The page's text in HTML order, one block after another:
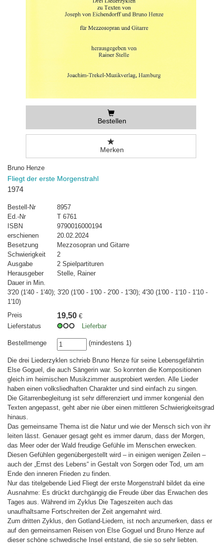
Bestellen
Merken
Bruno Henze
Fliegt der erste Morgenstrahl
1974
Bestell-Nr
8957
Ed.-Nr
T 6761
ISBN
9790016000194
erschienen
20.02.2024
Besetzung
Mezzosopran und Gitarre
Schwierigkeit
2
Ausgabe
2 Spielpartituren
Herausgeber
Stelle, Rainer
Dauer in Min.
3'20 (1'40 - 1'40); 3'20 (1'00 - 1'00 - 2'00 - 1'30); 4'30 (1'00 - 1'10 - 1'10 -
1'10)
Preis
19,50 €
Lieferstatus
Lieferbar
Bestellmenge (mindestens 1)
Die drei Liederzyklen schrieb Bruno Henze für seine Lebensgefährtin
Else Goguel, die auch Sängerin war. So konnten die Kompositionen
gleich im heimischen Musikzimmer ausprobiert werden. Alle Lieder
haben einen volksliedhaften Charakter und sind einfach zu singen.
Die Gitarrenbegleitung ist sehr differenziert und immer kongenial den
Texten angepasst, geht aber nie über einen mittleren Schwierigkeitsgrad
hinaus.
Das gemeinsame Thema ist die Natur und wie der Mensch sich von ihr
leiten lässt. Genauer gesagt geht es immer darum, dass der Morgen,
das Meer oder der Wald freudige Gefühle im Menschen erwecken.
Diesen Gefühlen gegenübergestellt wird – in einigen wenigen Zeilen –
auch der „Ernst des Lebens“ in Gestalt von Sorgen oder Tod, um am
Ende den inneren Frieden zu finden.
Nur das titelgebende Lied Fliegt der erste Morgenstrahl bildet da eine
Ausnahme: Es drückt durchgängig die Freude über das Erwachen des
Tages aus. Während im Zyklus Die Tageszeiten auch das
unaufhaltsame Fortschreiten der Zeit angemahnt wird.
Zum dritten Zyklus, den Gotland-Liedern, ist noch anzumerken, dass er
auf den gemeinsamen Reisen von Else Goguel und Bruno Henze auf
dieser schöne schwedische Insel entstand, die sie so sehr liebten.